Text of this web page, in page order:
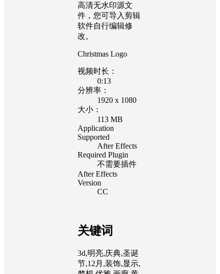
高清无水印源文
件，您可导入剪辑
软件自行编辑修
改。
Christmas Logo
视频时长：
0:13
分辨率：
1920 x 1080
大小：
113 MB
Application
Supported
After Effects
Required Plugin
不需要插件
After Effects
Version
CC
关键词
3d,明亮,庆典,圣诞
节,12月,装饰,显示,